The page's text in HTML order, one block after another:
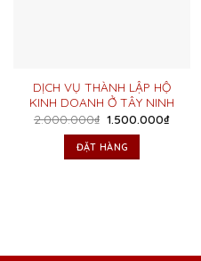
DỊCH VỤ THÀNH LẬP HỘ
KINH DOANH Ở TÂY NINH
2.000.000₫ Giá
là:
2.000.000₫.
1.500.000₫Giá
ĐẶT HÀNG